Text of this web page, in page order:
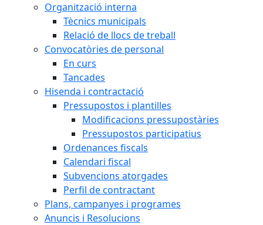
Organització interna
Tècnics municipals
Relació de llocs de treball
Convocatòries de personal
En curs
Tancades
Hisenda i contractació
Pressupostos i plantilles
Modificacions pressupostàries
Pressupostos participatius
Ordenances fiscals
Calendari fiscal
Subvencions atorgades
Perfil de contractant
Plans, campanyes i programes
Anuncis i Resolucions